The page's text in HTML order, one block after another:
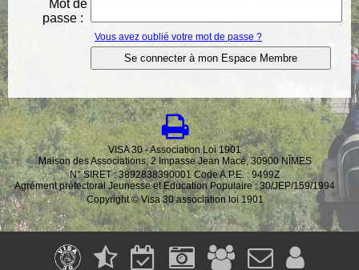
Mot de
passe :
Vous avez oublié votre mot de passe ?
VISA 30 - Association Loi 1901
Maison des Associations, 2 Impasse Jean Macé, 30900 NÎMES
N° SIRET : 3892838390001 Code A.P.E. : 9499Z
Agrément préfectoral Jeunesse et Education Populaire : 30/JEP/159/1994
Copyright © Visa 30 association loi 1901